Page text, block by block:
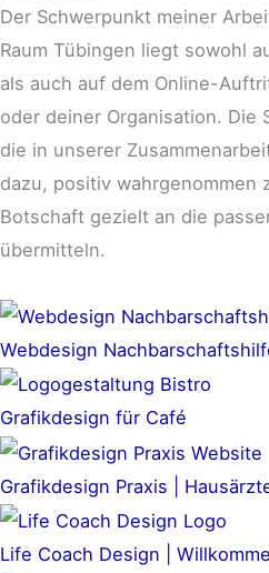
Der Schwerpunkt meiner
Raum Tübingen liegt sowohl
als auch auf dem Online-
oder deiner Organisation. Die
die in unserer
dazu, positiv wahrgenommen
Botschaft gezielt an die
übermitteln.
Webdesign
Grafikdesign für Café
Grafikdesign Praxis |
Life Coach Design |